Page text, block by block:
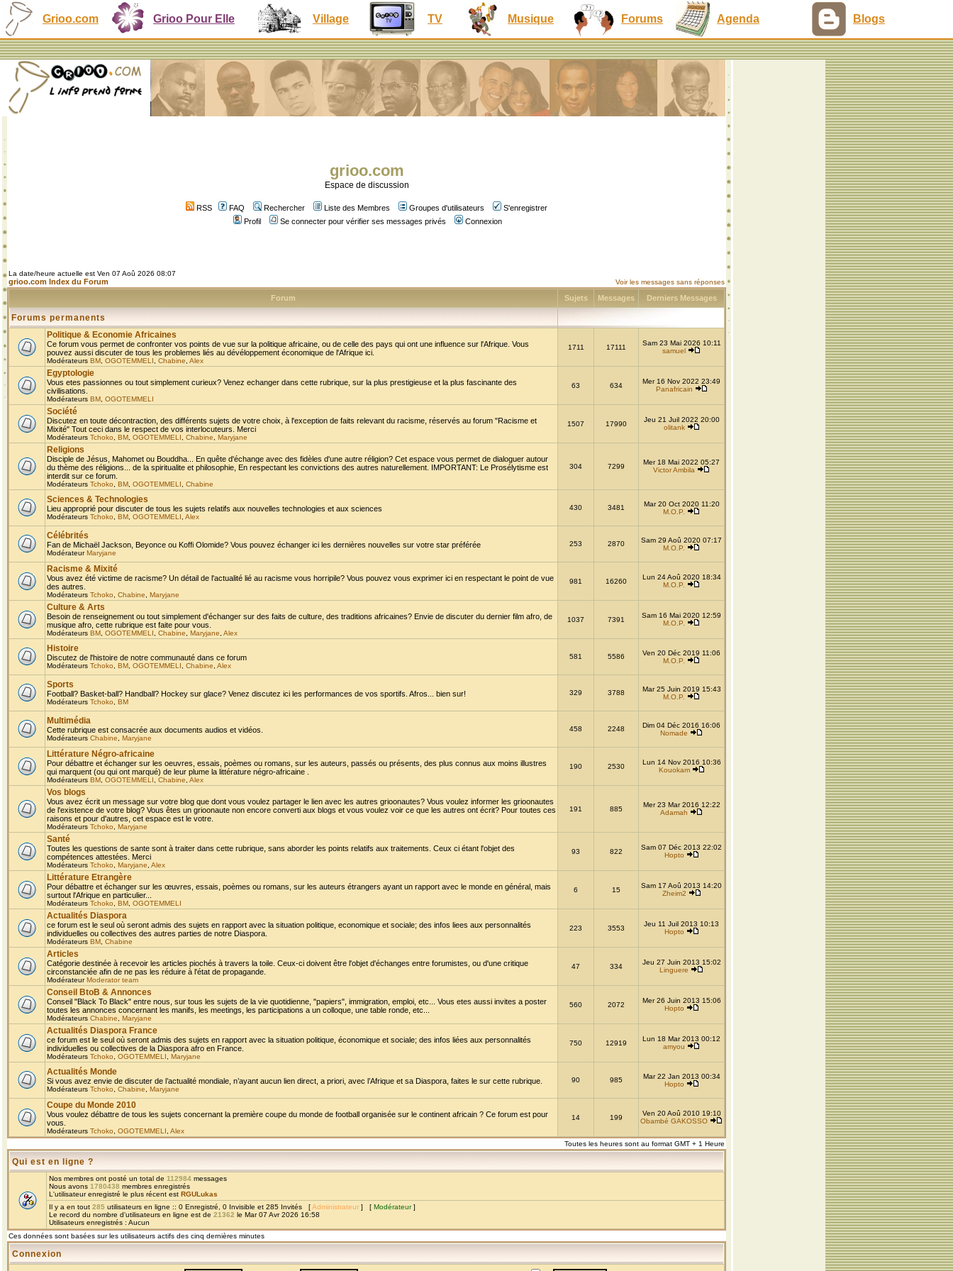
Grioo.com Grioo Pour Elle Village TV Musique Forums Agenda Blogs
grioo.com
Espace de discussion
RSS FAQ Rechercher Liste des Membres Groupes d'utilisateurs
S'enregistrer
Profil
Se connecter pour vérifier ses messages privés Connexion
La date/heure actuelle est Ven 07 Aoû 2026 08:07
grioo.com Index du Forum Voir les messages sans réponses
Forum Sujets Messages Derniers Messages
Forums permanents
Politique & Economie Africaines
Ce forum vous permet de confronter vos points de vue sur la politique africaine, ou de celle des pays qui ont une influence sur l'Afrique. Vous
pouvez aussi discuter de tous les problemes liés au dévéloppement économique de l'Afrique ici.
Modérateurs BM OGOTEMMELI Chabine Alex
1711 17111
Sam 23 Mai 2026 10:11
samuel
Egyptologie
Vous etes passionnes ou tout simplement curieux? Venez echanger dans cette rubrique, sur la plus prestigieuse et la plus fascinante des
civilisations.
Modérateurs BM OGOTEMMELI
63 634
Mer 16 Nov 2022 23:49
Panafricain
Société
Discutez en toute décontraction, des différents sujets de votre choix, à l'exception de faits relevant du racisme, réservés au forum "Racisme et
Mixité" Tout ceci dans le respect de vos interlocuteurs. Merci
Modérateurs Tchoko BM OGOTEMMELI Chabine Maryjane
1507 17990
Jeu 21 Juil 2022 20:00
olitank
Religions
Disciple de Jésus, Mahomet ou Bouddha... En quête d'échange avec des fidèles d'une autre réligion? Cet espace vous permet de dialoguer autour
du thème des réligions... de la spiritualite et philosophie, En respectant les convictions des autres naturellement. IMPORTANT: Le Prosélytisme est
interdit sur ce forum.
Modérateurs Tchoko BM OGOTEMMELI Chabine
304 7299
Mer 18 Mai 2022 05:27
Victor Ambila
Sciences & Technologies
Lieu approprié pour discuter de tous les sujets relatifs aux nouvelles technologies et aux sciences
Modérateurs Tchoko BM OGOTEMMELI Alex
430 3481
Mar 20 Oct 2020 11:20
M.O.P.
Célébrités
Fan de Michaël Jackson, Beyonce ou Koffi Olomide? Vous pouvez échanger ici les dernières nouvelles sur votre star préférée
ModérateurMaryjane
253 2870
Sam 29 Aoû 2020 07:17
M.O.P.
Racisme & Mixité
Vous avez été victime de racisme? Un détail de l'actualité lié au racisme vous horripile? Vous pouvez vous exprimer ici en respectant le point de vue
des autres.
Modérateurs Tchoko Chabine Maryjane
981 16260
Lun 24 Aoû 2020 18:34
M.O.P.
Culture & Arts
Besoin de renseignement ou tout simplement d'échanger sur des faits de culture, des traditions africaines? Envie de discuter du dernier film afro, de
musique afro, cette rubrique est faite pour vous.
Modérateurs BM OGOTEMMELI Chabine Maryjane Alex
1037 7391
Sam 16 Mai 2020 12:59
M.O.P.
Histoire
Discutez de l'histoire de notre communauté dans ce forum
Modérateurs Tchoko BM OGOTEMMELI Chabine Alex
581 5586
Ven 20 Déc 2019 11:06
M.O.P.
Sports
Football? Basket-ball? Handball? Hockey sur glace? Venez discutez ici les performances de vos sportifs. Afros... bien sur!
Modérateurs Tchoko BM
329 3788
Mar 25 Juin 2019 15:43
M.O.P.
Multimédia
Cette rubrique est consacrée aux documents audios et vidéos.
Modérateurs Chabine Maryjane
458 2248
Dim 04 Déc 2016 16:06
Nomade
Littérature Négro-africaine
Pour débattre et échanger sur les oeuvres, essais, poèmes ou romans, sur les auteurs, passés ou présents, des plus connus aux moins illustres
qui marquent (ou qui ont marqué) de leur plume la littérature négro-africaine .
Modérateurs BM OGOTEMMELI Chabine Alex
190 2530
Lun 14 Nov 2016 10:36
Kouokam
Vos blogs
Vous avez écrit un message sur votre blog que dont vous voulez partager le lien avec les autres grioonautes? Vous voulez informer les grioonautes
de l'existence de votre blog? Vous êtes un grioonaute non encore converti aux blogs et vous voulez voir ce que les autres ont écrit? Pour toutes ces
raisons et pour d'autres, cet espace est le votre.
Modérateurs Tchoko Maryjane
191 885
Mer 23 Mar 2016 12:22
Adamah
Santé
Toutes les questions de sante sont à traiter dans cette rubrique, sans aborder les points relatifs aux traitements. Ceux ci étant l'objet des
compétences attestées. Merci
Modérateurs Tchoko Maryjane Alex
93 822
Sam 07 Déc 2013 22:02
Hopto
Littérature Etrangère
Pour débattre et échanger sur les œuvres, essais, poèmes ou romans, sur les auteurs étrangers ayant un rapport avec le monde en général, mais
surtout l'Afrique en particulier...
Modérateurs Tchoko BM OGOTEMMELI
6 15
Sam 17 Aoû 2013 14:20
Zheim2
Actualités Diaspora
ce forum est le seul où seront admis des sujets en rapport avec la situation politique, economique et sociale; des infos liees aux personnalités
individuelles ou collectives des autres parties de notre Diaspora.
Modérateurs BM Chabine
223 3553
Jeu 11 Juil 2013 10:13
Hopto
Articles
Catégorie destinée à recevoir les articles piochés à travers la toile. Ceux-ci doivent être l'objet d'échanges entre forumistes, ou d'une critique
circonstanciée afin de ne pas les réduire à l'état de propagande.
ModérateurModerator team
47 334
Jeu 27 Juin 2013 15:02
Linguere
Conseil BtoB & Annonces
Conseil "Black To Black" entre nous, sur tous les sujets de la vie quotidienne, "papiers", immigration, emploi, etc... Vous etes aussi invites a poster
toutes les annonces concernant les manifs, les meetings, les participations a un colloque, une table ronde, etc...
Modérateurs Chabine Maryjane
560 2072
Mer 26 Juin 2013 15:06
Hopto
Actualités Diaspora France
ce forum est le seul où seront admis des sujets en rapport avec la situation politique, économique et sociale; des infos liées aux personnalités
individuelles ou collectives de la Diaspora afro en France.
Modérateurs Tchoko OGOTEMMELI Maryjane
750 12919
Lun 18 Mar 2013 00:12
amyou
Actualités Monde
Si vous avez envie de discuter de l’actualité mondiale, n’ayant aucun lien direct, a priori, avec l’Afrique et sa Diaspora, faites le sur cette rubrique.
Modérateurs Tchoko Chabine Maryjane
90 985
Mar 22 Jan 2013 00:34
Hopto
Coupe du Monde 2010
Vous voulez débattre de tous les sujets concernant la première coupe du monde de football organisée sur le continent africain ? Ce forum est pour
vous.
Modérateurs Tchoko OGOTEMMELI Alex
14 199
Ven 20 Aoû 2010 19:10
Obambé GAKOSSO
Toutes les heures sont au format GMT + 1 Heure
Qui est en ligne ?
Nos membres ont posté un total de 112984 messages
Nous avons 1780438 membres enregistrés
L'utilisateur enregistré le plus récent est RGULukas
Il y a en tout 285 utilisateurs en ligne :: 0 Enregistré, 0 Invisible et 285 Invités [Administrateur ] [ Modérateur]
Le record du nombre d'utilisateurs en ligne est de 21362 le Mar 07 Avr 2026 16:58
Utilisateurs enregistrés : Aucun
Ces données sont basées sur les utilisateurs actifs des cinq dernières minutes
Connexion